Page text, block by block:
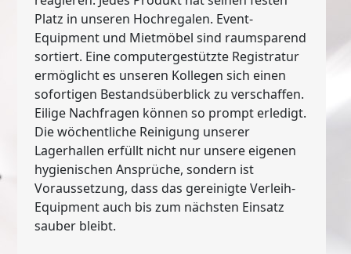
Platz in unseren Hochregalen. Event-
Equipment und Mietmöbel sind raumsparend
sortiert. Eine computergestützte Registratur
ermöglicht es unseren Kollegen sich einen
sofortigen Bestandsüberblick zu verschaffen.
Eilige Nachfragen können so prompt erledigt.
Die wöchentliche Reinigung unserer
Lagerhallen erfüllt nicht nur unsere eigenen
hygienischen Ansprüche, sondern ist
Voraussetzung, dass das gereinigte Verleih-
Equipment auch bis zum nächsten Einsatz
sauber bleibt.